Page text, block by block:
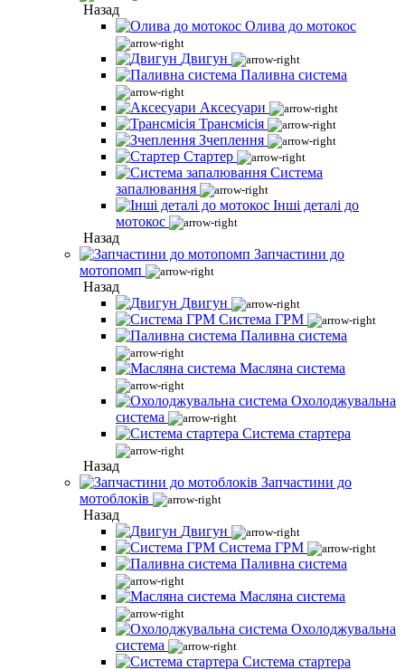
Назад
Олива до мотокос
Двигун
Паливна система
Аксесуари
Трансмісія
Зчеплення
Стартер
Система
запалювання
Інші деталі до
мотокос
Назад
Запчастини до
мотопомп
Назад
Двигун
Система ГРМ
Паливна система
Масляна система
Охолоджувальна
система
Система стартера
Назад
Запчастини до
мотоблоків
Назад
Двигун
Система ГРМ
Паливна система
Масляна система
Охолоджувальна
система
Система стартера